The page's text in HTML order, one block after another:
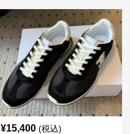
¥15,400 (税込)